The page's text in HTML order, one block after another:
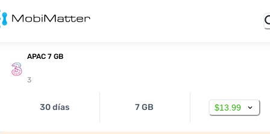
APAC 7 GB
3
30 días 7 GB $13.99